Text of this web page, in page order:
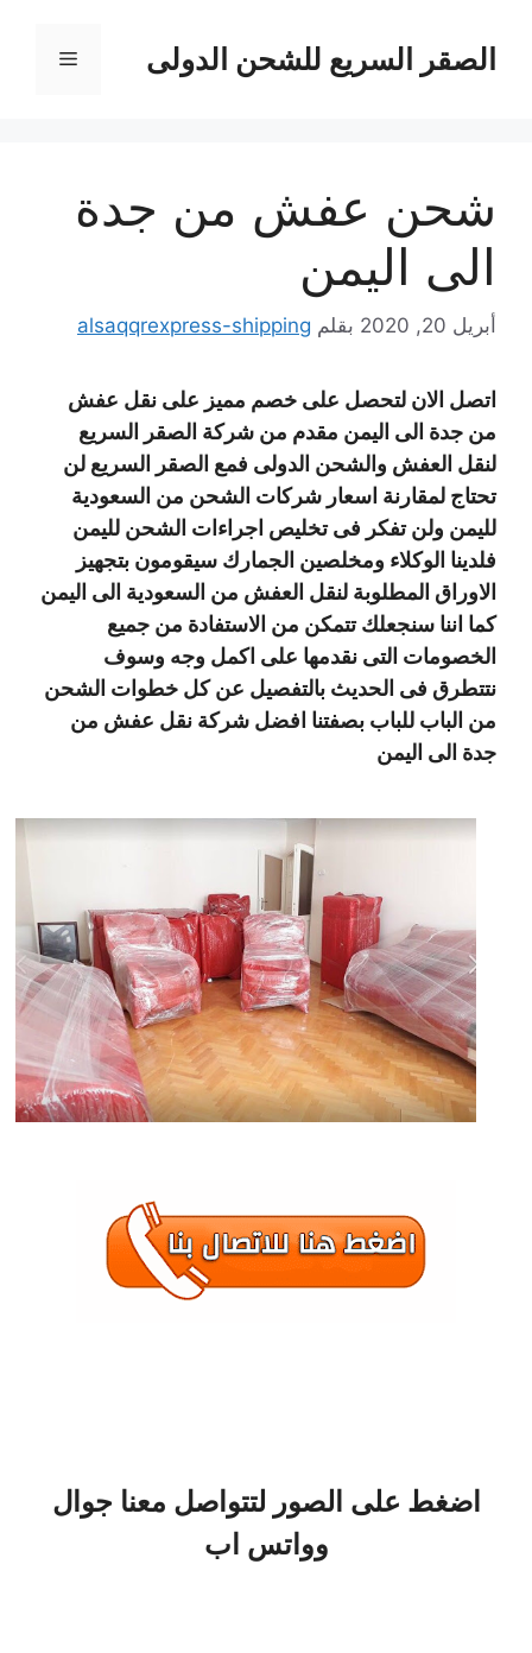
الصقر السريع للشحن الدولى القائمة
شحن عفش من جدة
الى اليمن
أبريل 20, 2020 بقلم alsaqqrexpress-shipping
اتصل الان لتحصل على خصم مميز على نقل عفش
من جدة الى اليمن مقدم من شركة الصقر السريع
لنقل العفش والشحن الدولى فمع الصقر السريع لن
تحتاج لمقارنة اسعار شركات الشحن من السعودية
لليمن ولن تفكر فى تخليص اجراءات الشحن لليمن
فلدينا الوكلاء ومخلصين الجمارك سيقومون بتجهيز
الاوراق المطلوبة لنقل العفش من السعودية الى اليمن
كما اننا سنجعلك تتمكن من الاستفادة من جميع
الخصومات التى نقدمها على اكمل وجه وسوف
نتتطرق فى الحديث بالتفصيل عن كل خطوات الشحن
من الباب للباب بصفتنا افضل شركة نقل عفش من
جدة الى اليمن
اضغط على الصور لتتواصل معنا جوال
وواتس اب